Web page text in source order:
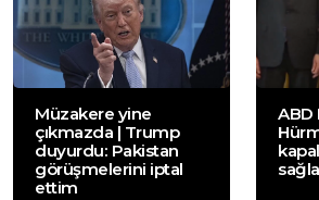
Müzakere yine
çıkmazda | Trump
duyurdu: Pakistan
görüşmelerini iptal
ettim
ABD